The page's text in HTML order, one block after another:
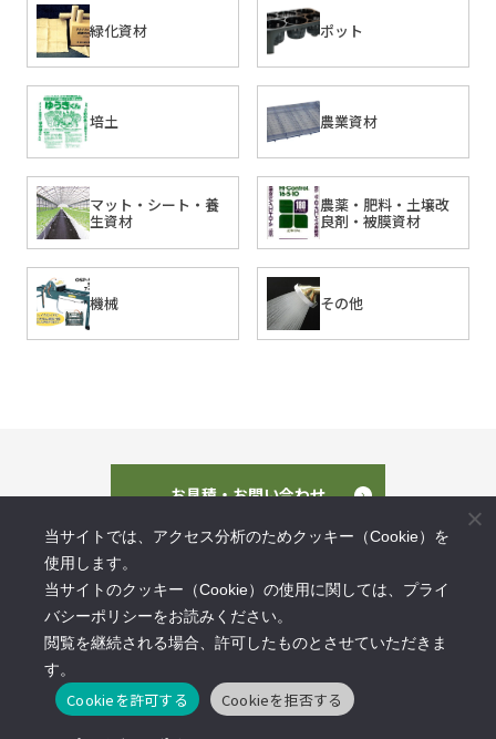
緑化資材 ポット
培土 農業資材
マット・シート・養
生資材
農薬・肥料・土壌改
良剤・被膜資材
機械 その他
お見積・お問い合わせ
〒649-6124 和歌山県紀の川市桃山町市場310-2
TEL :0736-66-2201（代） FAX : 0736-66-2172
Facebook
当サイトでは、アクセス分析のためクッキー（Cookie）を
使用します。
当サイトのクッキー（Cookie）の使用に関しては、プライ
バシーポリシーをお読みください。
閲覧を継続される場合、許可したものとさせていただきま
す。
Cookieを許可する Cookieを拒否する